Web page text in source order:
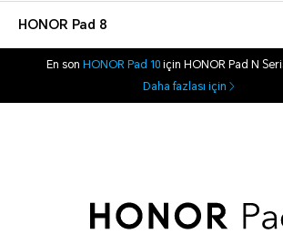
HONOR Pad 8
En son HONOR Pad 10için HONOR Pad N
Daha fazlası için